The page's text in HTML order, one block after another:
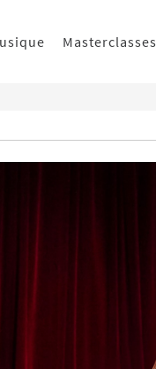
Masterclasses